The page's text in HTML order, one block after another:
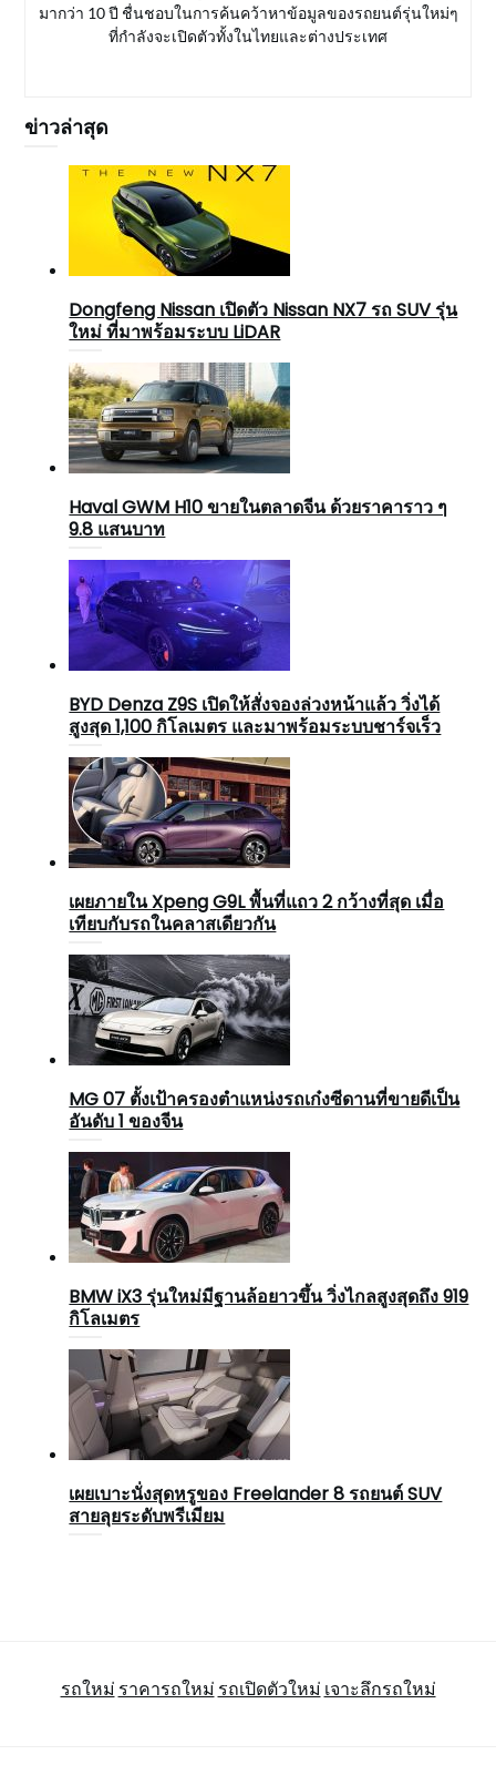
มากว่า 10 ปี ชื่นชอบในการค้นคว้าหาข้อมูลของรถยนต์รุ่นใหม่ๆ
ที่กำลังจะเปิดตัวทั้งในไทยและต่างประเทศ
ข่าวล่าสุด
Dongfeng Nissan เปิดตัว Nissan NX7 รถ SUV รุ่น
ใหม่ ที่มาพร้อมระบบ LiDAR
Haval GWM H10 ขายในตลาดจีน ด้วยราคาราว ๆ
9.8 แสนบาท
BYD Denza Z9S เปิดให้สั่งจองล่วงหน้าแล้ว วิ่งได้
สูงสุด 1,100 กิโลเมตร และมาพร้อมระบบชาร์จเร็ว
เผยภายใน Xpeng G9L พื้นที่แถว 2 กว้างที่สุด เมื่อ
เทียบกับรถในคลาสเดียวกัน
MG 07 ตั้งเป้าครองตำแหน่งรถเก๋งซีดานที่ขายดีเป็น
อันดับ 1 ของจีน
BMW iX3 รุ่นใหม่มีฐานล้อยาวขึ้น วิ่งไกลสูงสุดถึง 919
กิโลเมตร
เผยเบาะนั่งสุดหรูของ Freelander 8 รถยนต์ SUV
สายลุยระดับพรีเมียม
รถใหม่ ราคารถใหม่ รถเปิดตัวใหม่ เจาะลึกรถใหม่